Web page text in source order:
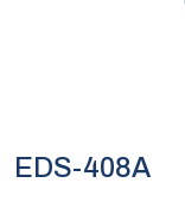
EDS-408A
Kurs og eventer